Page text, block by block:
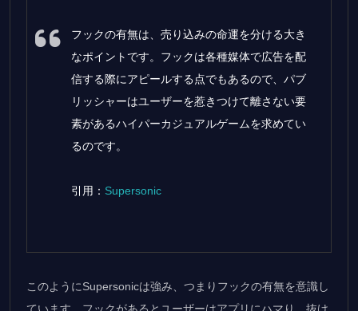
フックの有無は、売り込みの命運を分ける大き
なポイントです。フックは各種媒体で広告を配
信する際にアピールする点でもあるので、パブ
リッシャーはユーザーを惹きつけて離さない要
素があるハイパーカジュアルゲームを求めてい
るのです。
引用： Supersonic
このようにSupersonicは強み、つまりフックの有無を意識し
ています。フックがあるとユーザーはアプリにハマり、抜け